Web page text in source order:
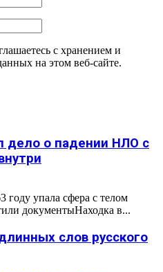
с хранением и
на этом веб-сайте.
дело о падении НЛО с
году упала сфера с телом
документыНаходка в...
слов русского